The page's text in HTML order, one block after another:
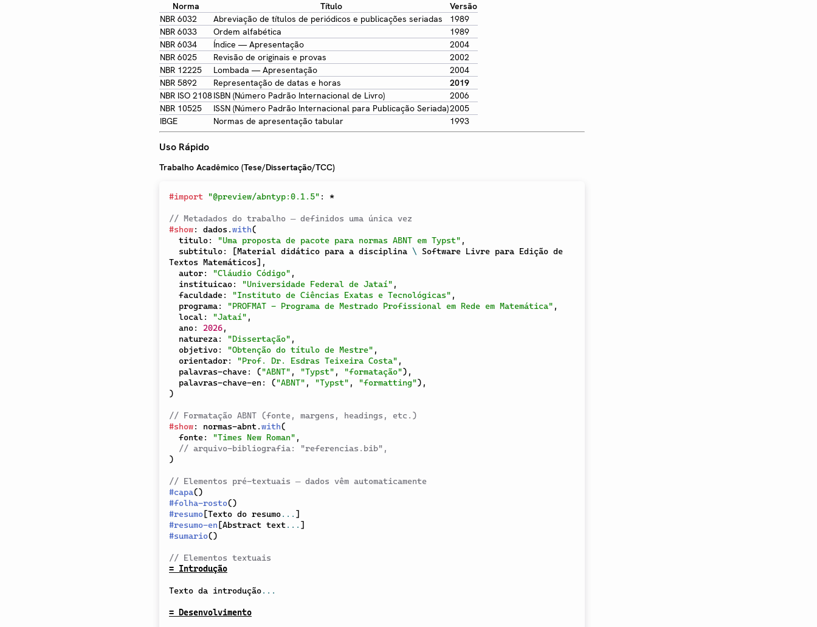
Norma
Título
Versão
NBR 6032
Abreviação de títulos de periódicos e publicações seriadas
1989
NBR 6033
Ordem alfabética
1989
NBR 6034
Índice — Apresentação
2004
NBR 6025
Revisão de originais e provas
2002
NBR 12225
Lombada — Apresentação
2004
NBR 5892
Representação de datas e horas
2019
NBR ISO 2108ISBN (Número Padrão Internacional de Livro)
2006
NBR 10525
ISSN (Número Padrão Internacional para Publicação Seriada)2005
IBGE
Normas de apresentação tabular 1993
Uso Rápido
Trabalho Acadêmico (Tese/Dissertação/TCC)
#import "@preview/abntyp:0.1.5" : *
// Metadados do trabalho — definidos uma única vez
#show: dados .with(
  titulo
: "Uma proposta de pacote para normas ABNT em Typst" ,
  subtitulo
: [Material didático para a disciplina \ Software Livre para Edição de
Textos Matemáticos] ,
  autor
: "Cláudio Código" ,
  instituicao
: "Universidade Federal de Jataí" ,
  faculdade
: "Instituto de Ciências Exatas e Tecnológicas" ,
  programa
: "PROFMAT - Programa de Mestrado Profissional em Rede em Matemática" ,
  local
: "Jataí" ,
  ano
: 2026,
  natureza
: "Dissertação" ,
  objetivo
: "Obtenção do título de Mestre" ,
  orientador
: "Prof. Dr. Esdras Teixeira Costa" ,
  palavras-chave
: ("ABNT" , "Typst" , "formatação") ,
  palavras-chave-en
: ("ABNT" , "Typst" , "formatting") ,
)
// Formatação ABNT (fonte, margens, headings, etc.)
#show: normas-abnt.with(
  fonte
: "Times New Roman" ,
// arquivo-bibliografia: "referencias.bib",
)
// Elementos pré-textuais — dados vêm automaticamente
#capa()
#folha-rosto()
#resumo [Texto do resumo... ]
#resumo-en [Abstract text... ]
#sumario()
// Elementos textuais
= Introdução
Texto da introdução...
= Desenvolvimento